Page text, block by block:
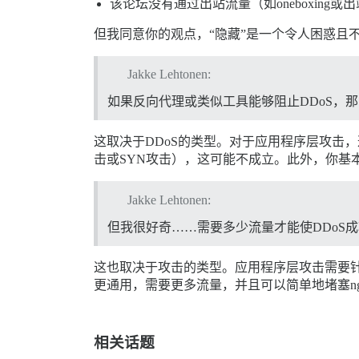
该论坛没有通过出站流量（如oneboxing或
但我同意你的观点，“隐藏”是一个令人困惑且
Jakke Lehtonen:
如果反向代理或类似工具能够阻止DDoS，
这取决于DDoS的类型。对于应用程序层攻击
击或SYN攻击），这可能不成立。此外，你基
Jakke Lehtonen:
但我很好奇……需要多少流量才能使DDoS
这也取决于攻击的类型。应用程序层攻击需要
更通用，需要更多流量，并且可以简单地堵塞
相关话题